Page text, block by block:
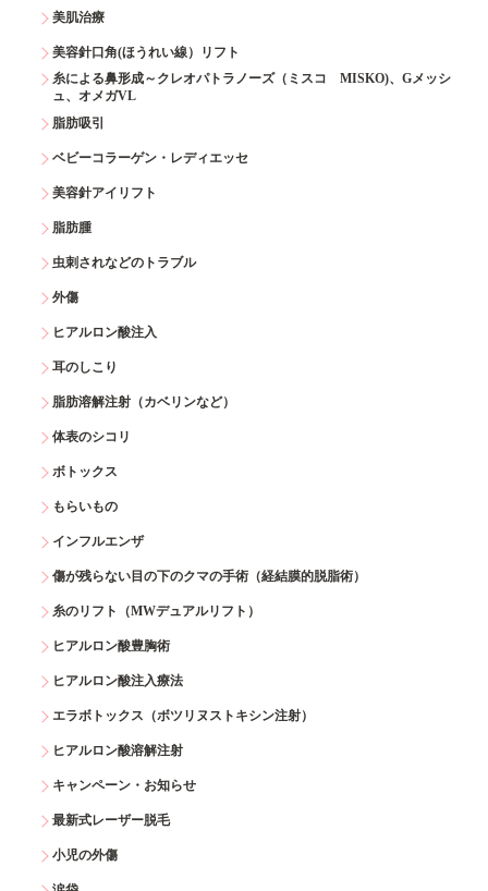
美肌治療
美容針口角(ほうれい線）リフト
糸による鼻形成～クレオパトラノーズ（ミスコ MISKO)、Gメッシ
ュ、オメガVL
脂肪吸引
ベビーコラーゲン・レディエッセ
美容針アイリフト
脂肪腫
虫刺されなどのトラブル
外傷
ヒアルロン酸注入
耳のしこり
脂肪溶解注射（カベリンなど）
体表のシコリ
ボトックス
もらいもの
インフルエンザ
傷が残らない目の下のクマの手術（経結膜的脱脂術）
糸のリフト（MWデュアルリフト）
ヒアルロン酸豊胸術
ヒアルロン酸注入療法
エラボトックス（ボツリヌストキシン注射）
ヒアルロン酸溶解注射
キャンペーン・お知らせ
最新式レーザー脱毛
小児の外傷